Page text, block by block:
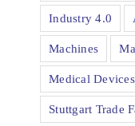
Industry 4.0
Machines
Medical Devices
Stuttgart Trade